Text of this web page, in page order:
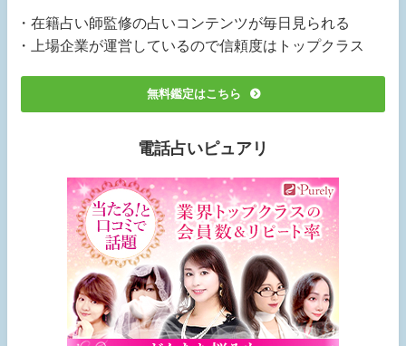
・在籍占い師監修の占いコンテンツが毎日見られる
・上場企業が運営しているので信頼度はトップクラス
無料鑑定はこちら
電話占いピュアリ